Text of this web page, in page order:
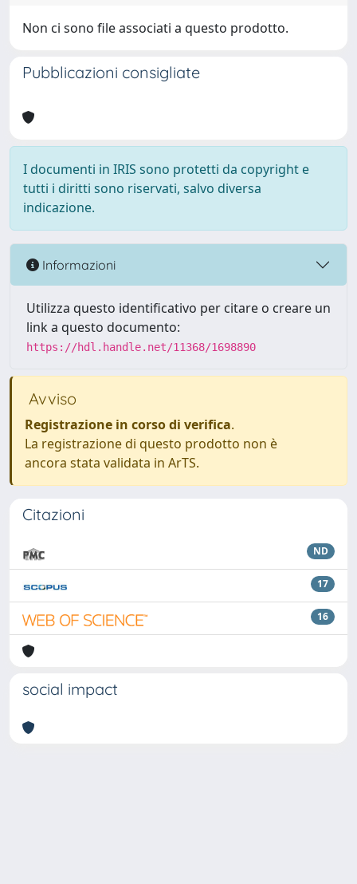
Non ci sono file associati a questo prodotto.
Pubblicazioni consigliate
I documenti in IRIS sono protetti da copyright e
tutti i diritti sono riservati, salvo diversa
indicazione.
Informazioni
Utilizza questo identificativo per citare o creare un
link a questo documento:
https://hdl.handle.net/11368/1698890
Avviso
Registrazione in corso di verifica.
La registrazione di questo prodotto non è
ancora stata validata in ArTS.
Citazioni
ND
17
16
social impact